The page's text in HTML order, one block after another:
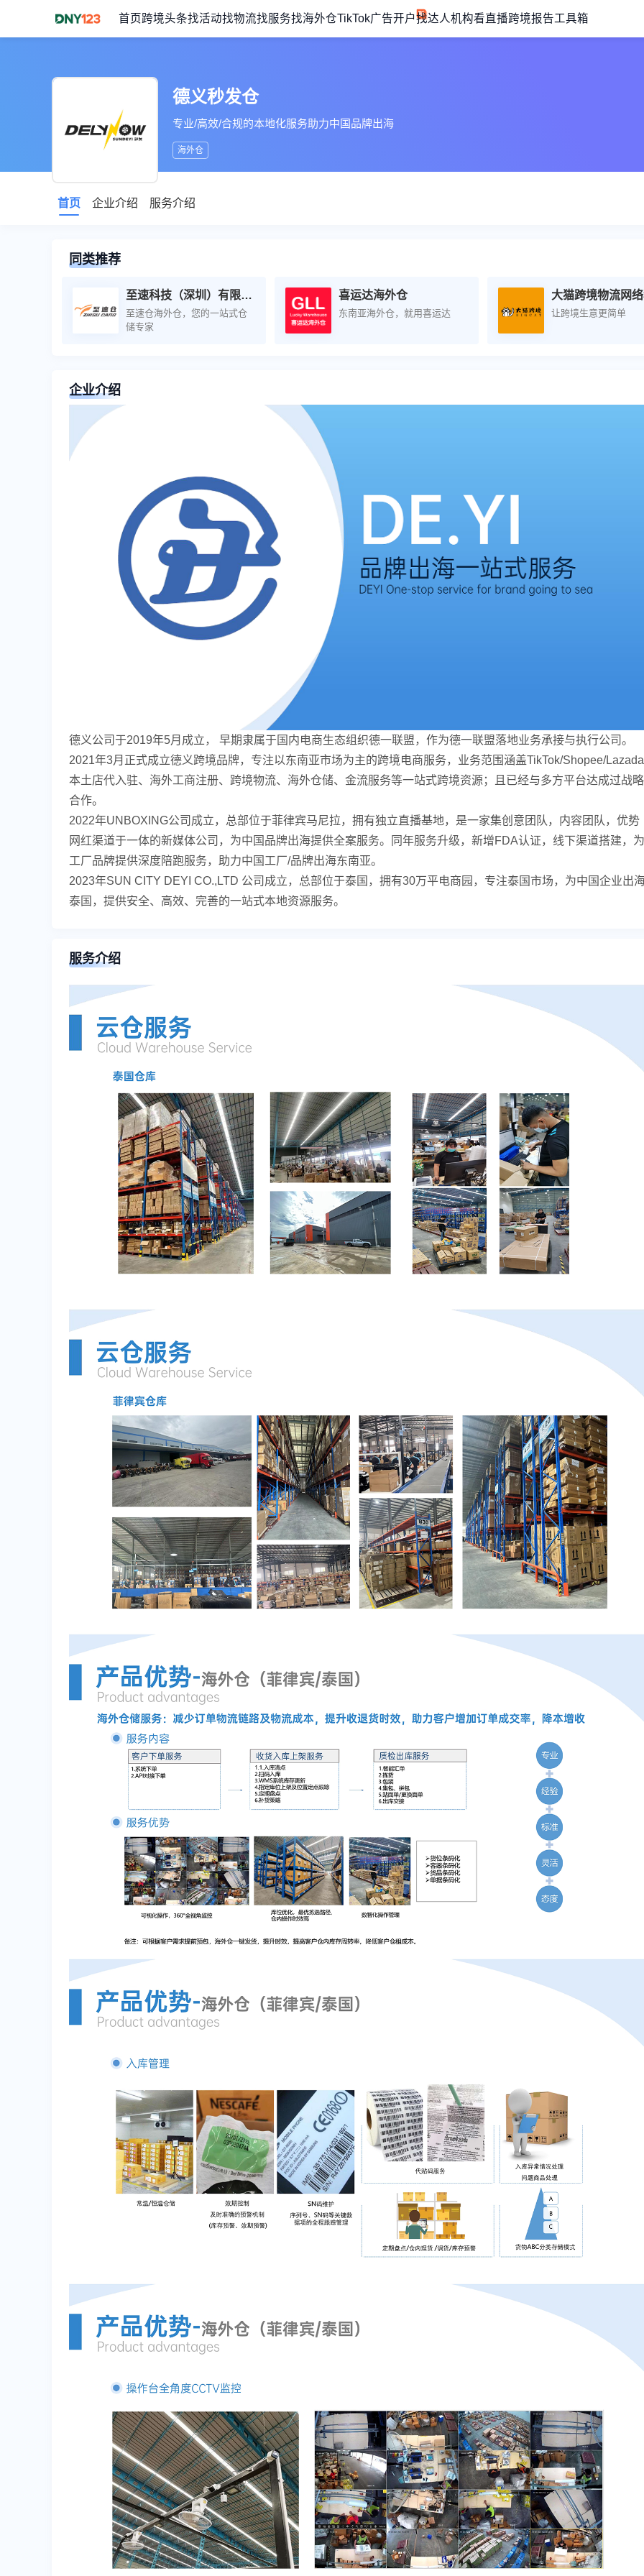
首页 跨境头条找活动找物流找服务找海外仓TikTok广告开户找达人机构看直播跨境报告工具箱
德义秒发仓
专业/高效/合规的本地化服务助力中国品牌出海
海外仓
首页 企业介绍 服务介绍
同类推荐
至速科技（深圳）有限公司
至速仓海外仓，您的一站式仓
储专家
喜运达海外仓
东南亚海外仓，就用喜运达 让跨境生意更简单
企业介绍
德义公司于2019年5月成立， 早期隶属于国内电商生态组织德一联盟，作为德一联盟落地业务承接与执行公司。
2021年3月正式成立德义跨境品牌，专注以东南亚市场为主的跨境电商服务，业务范围涵盖TikTok/Shopee/Lazada
本土店代入驻、海外工商注册、跨境物流、海外仓储、金流服务等一站式跨境资源；且已经与多方平台达成过战略
合作。
2022年UNBOXING公司成立，总部位于菲律宾马尼拉，拥有独立直播基地，是一家集创意团队，内容团队，优势
网红渠道于一体的新媒体公司，为中国品牌出海提供全案服务。同年服务升级，新增FDA认证，线下渠道搭建，为
工厂品牌提供深度陪跑服务，助力中国工厂/品牌出海东南亚。
2023年SUN CITY DEYI CO.,LTD 公司成立，总部位于泰国，拥有30万平电商园，专注泰国市场，为中国企业出
泰国，提供安全、高效、完善的一站式本地资源服务。
服务介绍